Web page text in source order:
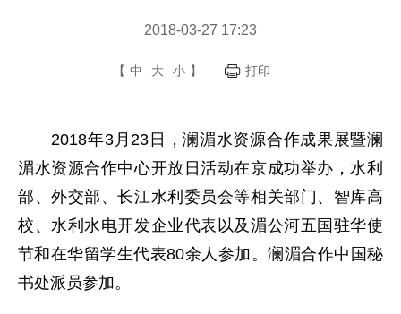
2018-03-27 17:23
【 中 大 小 】 打印
2018年3月23日，澜湄水资源合作成果展暨澜
湄水资源合作中心开放日活动在京成功举办，水利
部、外交部、长江水利委员会等相关部门、智库高
校、水利水电开发企业代表以及湄公河五国驻华使
节和在华留学生代表80余人参加。澜湄合作中国秘
书处派员参加。